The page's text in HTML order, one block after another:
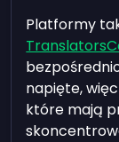
Platformy
napięte,
które mają